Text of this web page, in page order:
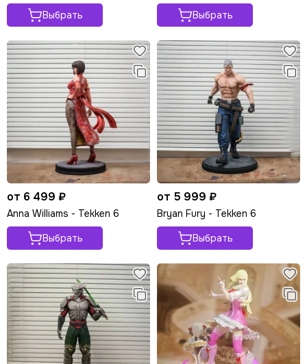
Выбрать Выбрать
от 6 499 ₽
Anna Williams - Tekken 6
Выбрать
от 5 999 ₽
Bryan Fury - Tekken 6
Выбрать